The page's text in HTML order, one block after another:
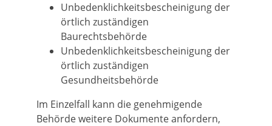
Unbedenklichkeitsbescheinigung der
örtlich zuständigen
Baurechtsbehörde
Unbedenklichkeitsbescheinigung der
örtlich zuständigen
Gesundheitsbehörde
Im Einzelfall kann die genehmigende
Behörde weitere Dokumente anfordern,